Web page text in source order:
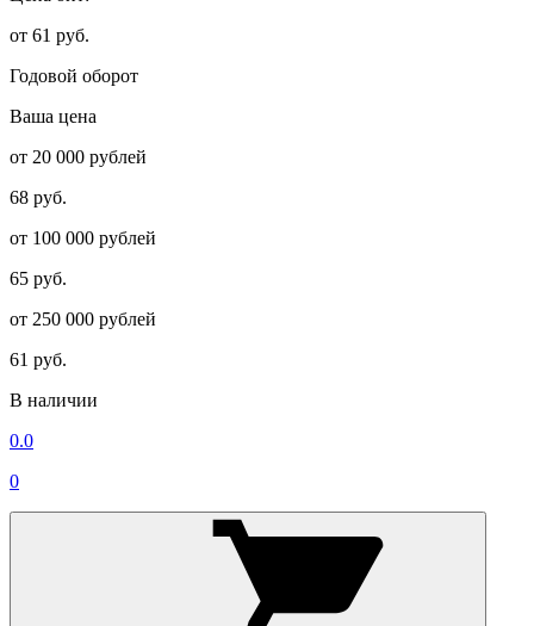
от 61 руб.
Годовой оборот
Ваша цена
от 20 000 рублей
68 руб.
от 100 000 рублей
65 руб.
от 250 000 рублей
61 руб.
В наличии
0.0
0